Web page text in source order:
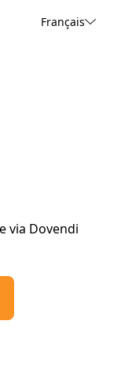
Français
via Dovendi